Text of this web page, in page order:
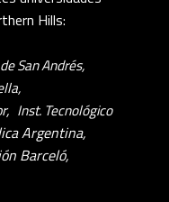
Hills:
San Andrés,
Inst. Tecnológico
Argentina,
Barceló,